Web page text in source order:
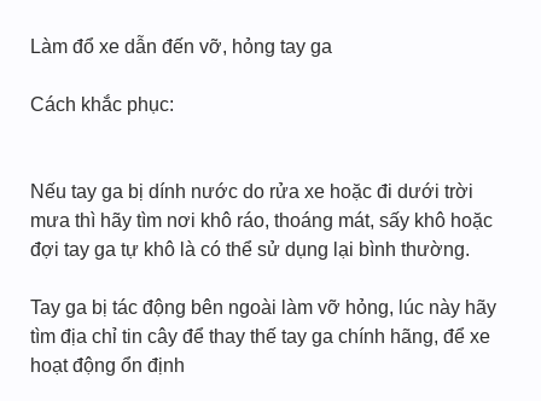
Làm đổ xe dẫn đến vỡ, hỏng tay ga
Cách khắc phục:
Nếu tay ga bị dính nước do rửa xe hoặc đi dưới trời
mưa thì hãy tìm nơi khô ráo, thoáng mát, sấy khô hoặc
đợi tay ga tự khô là có thể sử dụng lại bình thường.
Tay ga bị tác động bên ngoài làm vỡ hỏng, lúc này hãy
tìm địa chỉ tin cây để thay thế tay ga chính hãng, để xe
hoạt động ổn định